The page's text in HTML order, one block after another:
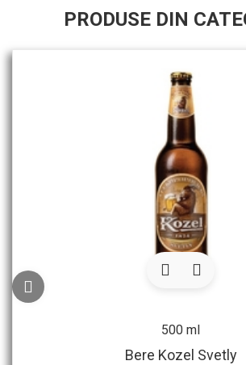
PRODUSE DIN
500 ml
Bere Kozel Svetly